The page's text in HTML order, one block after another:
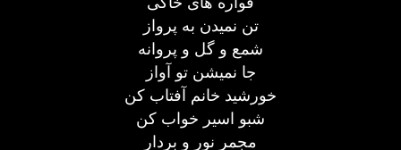
تن نمیدن به پرواز
شمع و گل و پروانه
جا نمیشن تو آواز
خورشید خانم آفتاب کن
شبو اسیر خواب کن
مجمر نور و بردار